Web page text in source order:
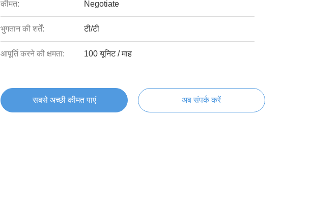
कीमत: Negotiate
भुगतान की शर्तें: टी/टी
आपूर्ति करने की क्षमता: 100 यूनिट / माह
सबसे अच्छी कीमत पाएं अब संपर्क करें